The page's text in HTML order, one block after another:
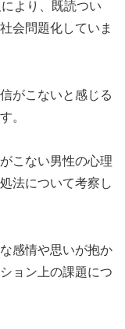
より、既読つい
会問題化していま
がこないと感じる
。
こない男性の心理
法について考察し
感情や思いが抱か
ョン上の課題につ